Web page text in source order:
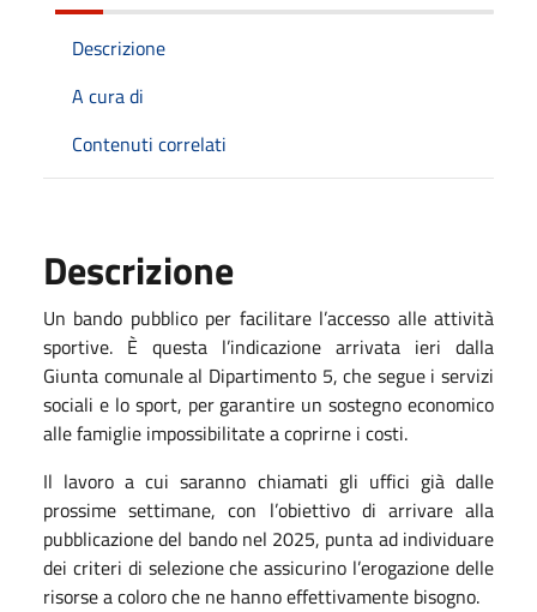
Descrizione
A cura di
Contenuti correlati
Descrizione
Un bando pubblico per facilitare l’accesso alle attività
sportive. È questa l’indicazione arrivata ieri dalla
Giunta comunale al Dipartimento 5, che segue i servizi
sociali e lo sport, per garantire un sostegno economico
alle famiglie impossibilitate a coprirne i costi.
Il lavoro a cui saranno chiamati gli uffici già dalle
prossime settimane, con l’obiettivo di arrivare alla
pubblicazione del bando nel 2025, punta ad individuare
dei criteri di selezione che assicurino l’erogazione delle
risorse a coloro che ne hanno effettivamente bisogno.